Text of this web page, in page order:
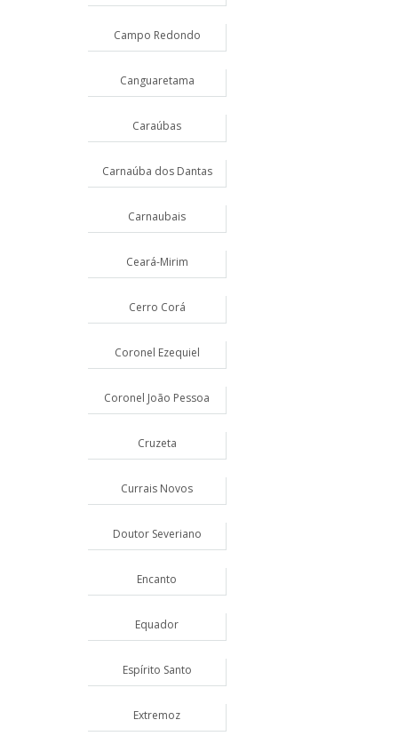
Campo Redondo
Canguaretama
Caraúbas
Carnaúba dos Dantas
Carnaubais
Ceará-Mirim
Cerro Corá
Coronel Ezequiel
Coronel João Pessoa
Cruzeta
Currais Novos
Doutor Severiano
Encanto
Equador
Espírito Santo
Extremoz